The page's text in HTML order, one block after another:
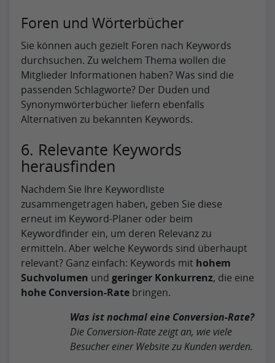
Foren und Wörterbücher
Sie können auch gezielt Foren nach Keywords
durchsuchen. Zu welchem Thema wollen die
Mitglieder Informationen haben? Was sind die
passenden Schlagworte? Der Duden und
Synonymwörterbücher liefern ebenfalls
Alternativen zu bekannten Keywords.
6. Relevante Keywords
herausfinden
Nachdem Sie Ihre Keywordliste
zusammengetragen haben, geben Sie diese
erneut im Keyword-Planer oder beim
Keywordfinder ein, um deren Relevanz zu
ermitteln. Aber welche Keywords sind überhaupt
relevant? Ganz einfach: Keywords mit hohem
Suchvolumen und geringer Konkurrenz, die eine
hohe Conversion-Rate bringen.
Was ist nochmal eine Conversion-Rate?
Die Conversion-Rate zeigt an, wie viele
Besucher einer Website zu Kunden werden.